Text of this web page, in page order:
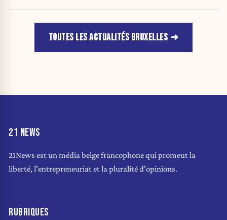
TOUTES LES ACTUALITÉS BRUXELLES
21 NEWS
21News est un média belge francophone qui promeut la
liberté, l'entrepreneuriat et la pluralité d'opinions.
RUBRIQUES